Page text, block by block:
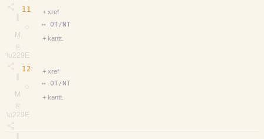
M
11
⎘
\u229E
M
+ xref
↔ OT/NT
+ kantt.
12
⎘
\u229E
+ xref
↔ OT/NT
+ kantt.